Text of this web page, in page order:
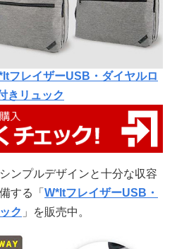
フレイザーUSB・ダイヤルロ
きリュック
ンプルデザインと十分な収容
する「 W*ltフレイザーUSB・
ク 」を販売中。